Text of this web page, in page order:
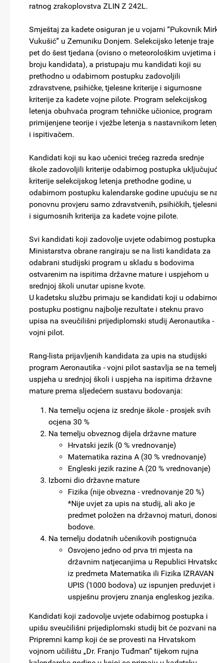
ratnog zrakoplovstva ZLIN Z 242L.
Smještaj za kadete osiguran je u vojarni “Pukovnik
Vukušić” u Zemuniku Donjem. Selekcijsko letenje traje
pet do šest tjedana (ovisno o meteorološkim uvjetima i
broju kandidata), a pristupaju mu kandidati koji su
prethodno u odabirnom postupku zadovoljili
zdravstvene, psihičke, tjelesne kriterije i sigurnosne
kriterije za kadete vojne pilote. Program selekcijskog
letenja obuhvaća program tehničke učionice, program
primijenjene teorije i vježbe letenja s nastavnikom
i ispitivačem.
Kandidati koji su kao učenici trećeg razreda srednje
škole zadovoljili kriterije odabirnog postupka
kriterije selekcijskog letenja prethodne godine, u
odabirnom postupku kalendarske godine upućuju se
ponovnu provjeru samo zdravstvenih, psihičkih,
i sigurnosnih kriterija za kadete vojne pilote.
Svi kandidati koji zadovolje uvjete odabirnog postupka
Ministarstva obrane rangiraju se na listi kandidata za
odabrani studijski program u skladu s bodovima
ostvarenim na ispitima državne mature i uspjehom u
srednjoj školi unutar upisne kvote.
U kadetsku službu primaju se kandidati koji u
postupku postignu najbolje rezultate i steknu pravo
upisa na sveučilišni prijediplomski studij Aeronautika -
vojni pilot.
Rang-lista prijavljenih kandidata za upis na studijski
program Aeronautika - vojni pilot sastavlja se na
uspjeha u srednjoj školi i uspjeha na ispitima državne
mature prema sljedećem sustavu bodovanja:
Na temelju ocjena iz srednje škole - prosjek svih
ocjena 30 %
Na temelju obveznog dijela državne mature
Hrvatski jezik (0 % vrednovanje)
Matematika razina A (30 % vrednovanje)
Engleski jezik razine A (20 % vrednovanje)
Izborni dio državne mature
Fizika (nije obvezna - vrednovanje 20 %)
*Nije uvjet za upis na studij, ali ako je
predmet položen na državnoj maturi,
bodove.
Na temelju dodatnih učenikovih postignuća
Osvojeno jedno od prva tri mjesta na
državnim natjecanjima u Republici
iz predmeta Matematika ili Fizika IZRAVAN
UPIS (1000 bodova) uz ispunjen preduvjet i
uspješnu provjeru znanja engleskog jezika.
Kandidati koji zadovolje uvjete odabirnog postupka i
upišu sveučilišni prijediplomski studij bit će pozvani na
Pripremni kamp koji će se provesti na Hrvatskom
vojnom učilištu „Dr. Franjo Tuđman“ tijekom rujna